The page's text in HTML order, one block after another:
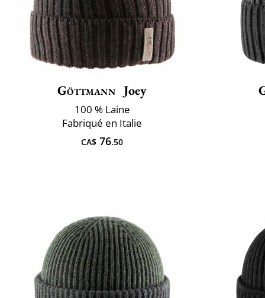
Göttmann Joey
100 % Laine
Fabriqué en Italie
CA$ 76.50